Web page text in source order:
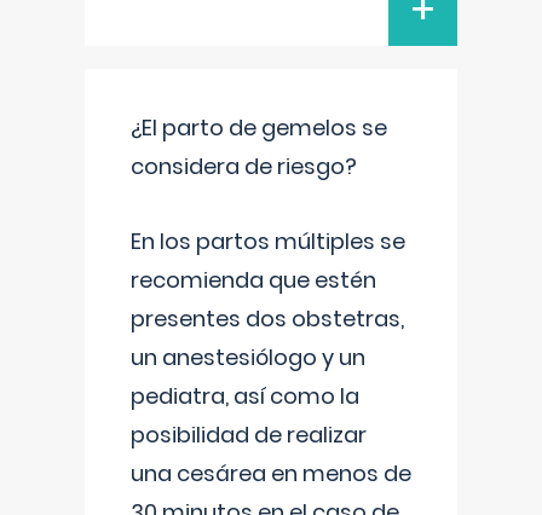
¿El parto de gemelos se
considera de riesgo?
En los partos múltiples se
recomienda que estén
presentes dos obstetras,
un anestesiólogo y un
pediatra, así como la
posibilidad de realizar
una cesárea en menos de